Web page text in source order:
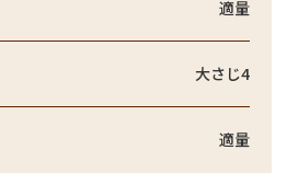
適量
大さじ4
適量